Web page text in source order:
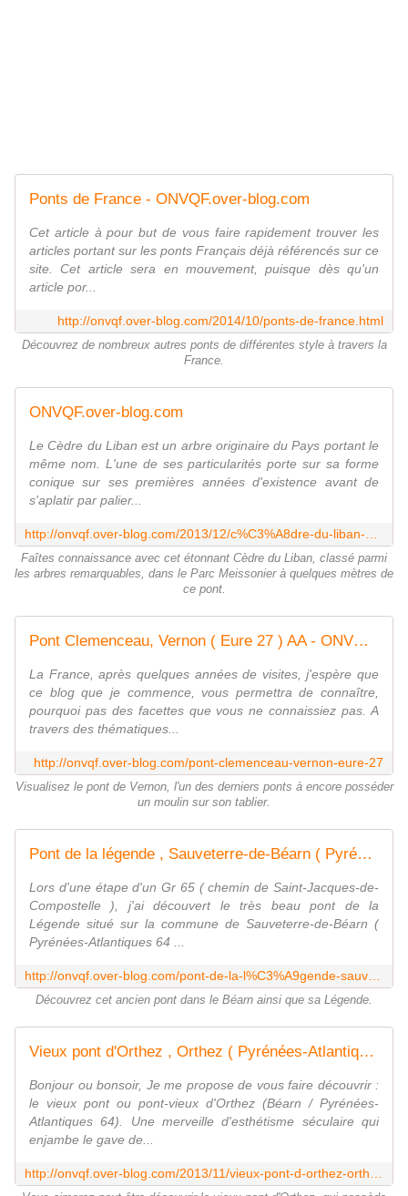
Ponts de France - ONVQF.over-blog.com
Cet article à pour but de vous faire rapidement trouver les
articles portant sur les ponts Français déjà référencés sur ce
site. Cet article sera en mouvement, puisque dès qu'un
article por...
http://onvqf.over-blog.com/2014/10/ponts-de-france.html
Découvrez de nombreux autres ponts de différentes style à travers la
France.
ONVQF.over-blog.com
Le Cèdre du Liban est un arbre originaire du Pays portant le
même nom. L'une de ses particularités porte sur sa forme
conique sur ses premières années d'existence avant de
s'aplatir par palier...
Faîtes connaissance avec cet étonnant Cèdre du Liban, classé parmi
les arbres remarquables, dans le Parc Meissonier à quelques mètres de
ce pont.
Pont Clemenceau, Vernon ( Eure 27 ) AA - ONVQF.over-blog.com
La France, après quelques années de visites, j'espère que
ce blog que je commence, vous permettra de connaître,
pourquoi pas des facettes que vous ne connaissiez pas. A
travers des thématiques...
http://onvqf.over-blog.com/pont-clemenceau-vernon-eure-27
Visualisez le pont de Vernon, l'un des derniers ponts à encore posséder
un moulin sur son tablier.
Pont de la légende , Sauveterre-de-Béarn ( Pyrénées-Atlantiques 64 ) A - ONVQF.over-blog.com
Lors d'une étape d'un Gr 65 ( chemin de Saint-Jacques-de-
Compostelle ), j'ai découvert le très beau pont de la
Légende situé sur la commune de Sauveterre-de-Béarn (
Pyrénées-Atlantiques 64 ...
Découvrez cet ancien pont dans le Béarn ainsi que sa Légende.
Vieux pont d'Orthez , Orthez ( Pyrénées-Atlantiques 64 ) AA - ONVQF.over-blog.com
Bonjour ou bonsoir, Je me propose de vous faire découvrir :
le vieux pont ou pont-vieux d'Orthez (Béarn / Pyrénées-
Atlantiques 64). Une merveille d'esthétisme séculaire qui
enjambe le gave de...